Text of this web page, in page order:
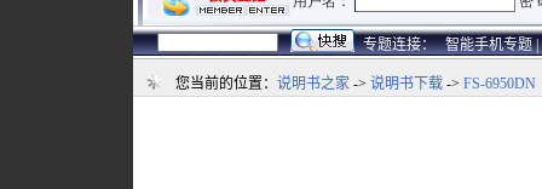
专题连接： 智能手机专题 |
您当前的位置： 说明书之家 -> 说明书下载 -> FS-6950DN